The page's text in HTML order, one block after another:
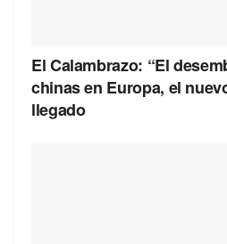
El Calambrazo: “El
chinas en Europa, el
llegado